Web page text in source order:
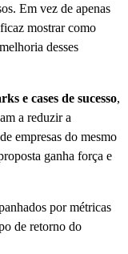
Em vez de apenas
mostrar como
desses
e cases de sucesso,
a reduzir a
empresas do mesmo
ganha força e
por métricas
de retorno do